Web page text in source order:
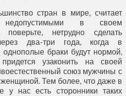
стран в мире, считает
в своем
поверьте, нетрудно сделать
два-три года, когда в
браки будут нормой,
узаконить на своей
союз мужчины с
Тем более, что даже в
у нас есть сторонники таких